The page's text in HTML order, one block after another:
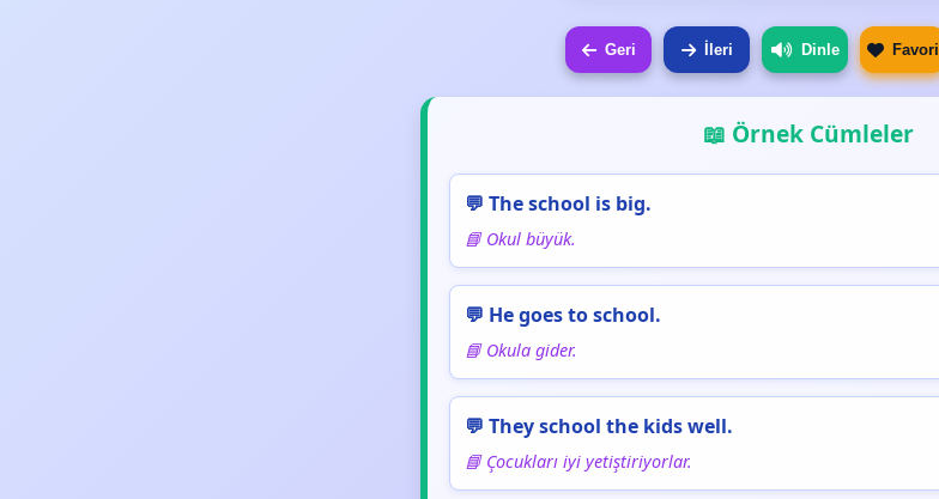
Geri İleri Dinle Favori
📖 Örnek Cümleler
💬 The school is big.
📘 Okul büyük.
💬 He goes to school.
📘 Okula gider.
💬 They school the kids well.
📘 Çocukları iyi yetiştiriyorlar.